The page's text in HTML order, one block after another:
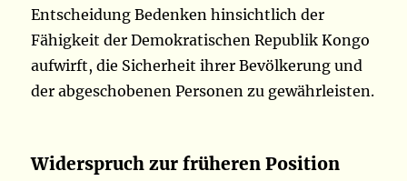
Entscheidung Bedenken hinsichtlich der
Fähigkeit der Demokratischen Republik Kongo
aufwirft, die Sicherheit ihrer Bevölkerung und
der abgeschobenen Personen zu gewährleisten.
Widerspruch zur früheren Position